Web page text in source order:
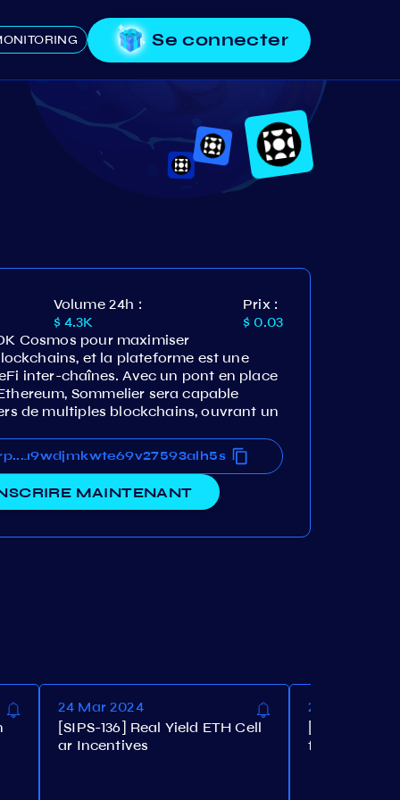
Se connecter
Volume 24h :
$ 4.3K
Prix :
$ 0.03
Cosmos pour maximiser
et la plateforme est une
inter-chaînes. Avec un pont en place
Sommelier sera capable
de multiples blockchains, ouvrant un
...
MAINTENANT
24 Mar 2024
[SIPS-136] Real Yield ETH Cell
ar Incentives
24 Mar 2024
[SIPS-135]
for Real